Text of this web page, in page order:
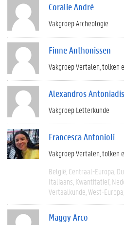
Coralie André
Vakgroep Archeologie
Finne Anthonissen
Vakgroep Vertalen, tolken
Alexandros Antoniadis
Vakgroep Letterkunde
Francesca Antonioli
Vakgroep Vertalen, tolken
België Centraal-Europa
Italiaans Kwantitatief
Vertaalkunde West-Europa
Maggy Arco